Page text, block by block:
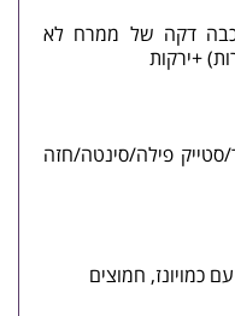
קל+שכבה דקה של ממרח לא
+ירקות
סטייק פילה/סינטה/חזה
כמויונז, חמוצים